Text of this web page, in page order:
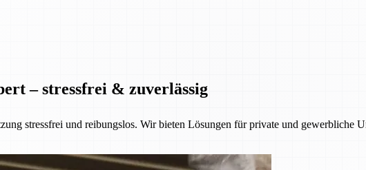
– stressfrei & zuverlässig
stressfrei und reibungslos. Wir bieten Lösungen für private und gewerbliche